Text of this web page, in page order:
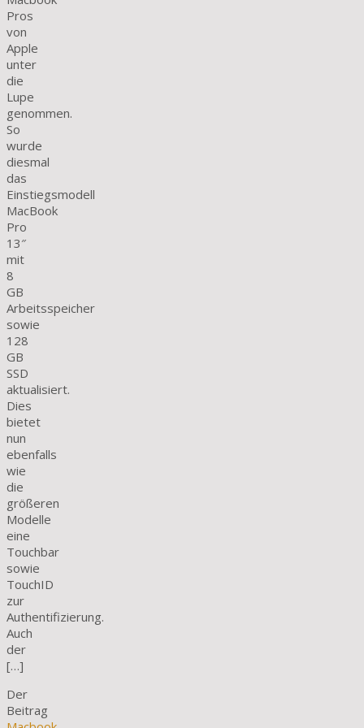
Pros
von
Apple
unter
die
Lupe
genommen.
So
wurde
diesmal
das
Einstiegsmodell
MacBook
Pro
13″
mit
8
GB
Arbeitsspeicher
sowie
128
GB
SSD
aktualisiert.
Dies
bietet
nun
ebenfalls
wie
die
größeren
Modelle
eine
Touchbar
sowie
TouchID
zur
Authentifizierung.
Auch
der
[…]
Der
Beitrag